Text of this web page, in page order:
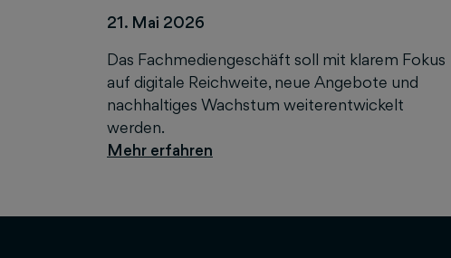
21. Mai 2026
Das Fachmediengeschäft soll mit klarem Fokus
auf digitale Reichweite, neue Angebote und
nachhaltiges Wachstum weiterentwickelt
werden.